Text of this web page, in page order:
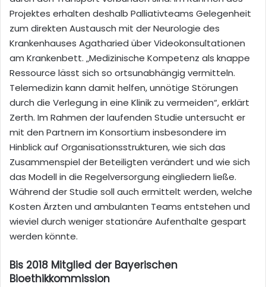
Projektes erhalten deshalb Palliativteams Gelegenheit
zum direkten Austausch mit der Neurologie des
Krankenhauses Agatharied über Videokonsultationen
am Krankenbett. „Medizinische Kompetenz als knappe
Ressource lässt sich so ortsunabhängig vermitteln.
Telemedizin kann damit helfen, unnötige Störungen
durch die Verlegung in eine Klinik zu vermeiden“, erklärt
Zerth. Im Rahmen der laufenden Studie untersucht er
mit den Partnern im Konsortium insbesondere im
Hinblick auf Organisationsstrukturen, wie sich das
Zusammenspiel der Beteiligten verändert und wie sich
das Modell in die Regelversorgung eingliedern ließe.
Während der Studie soll auch ermittelt werden, welche
Kosten Ärzten und ambulanten Teams entstehen und
wieviel durch weniger stationäre Aufenthalte gespart
werden könnte.
Bis 2018 Mitglied der Bayerischen
Bioethikkommission